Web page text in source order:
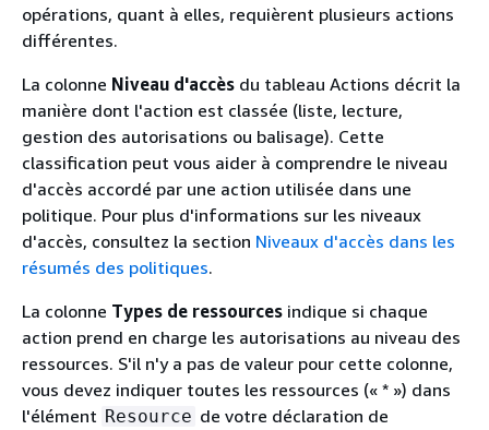
opérations, quant à elles, requièrent plusieurs actions
différentes.
La colonne Niveau d'accès du tableau Actions décrit la
manière dont l'action est classée (liste, lecture,
gestion des autorisations ou balisage). Cette
classification peut vous aider à comprendre le niveau
d'accès accordé par une action utilisée dans une
politique. Pour plus d'informations sur les niveaux
d'accès, consultez la section Niveaux d'accès dans les
résumés des politiques.
La colonne Types de ressources indique si chaque
action prend en charge les autorisations au niveau des
ressources. S'il n'y a pas de valeur pour cette colonne,
vous devez indiquer toutes les ressources (« * ») dans
l'élément Resource de votre déclaration de